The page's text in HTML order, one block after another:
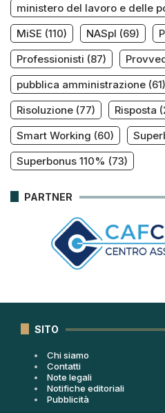
ministero del lavoro e delle
MiSE (110) NASpI (69)
Professionisti (87)
pubblica amministrazione (61)
Risoluzione (77) Risposta
Smart Working (60)
Superbonus 110% (73)
PARTNER
SITO
Chi siamo
Contatti
Note legali
Notifiche editoriali
Pubblicità